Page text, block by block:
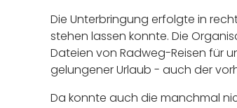
Die Unterbringung erfolgte in
stehen lassen konnte. Die
Dateien von Radweg-Reisen für
gelungener Urlaub - auch der
Da konnte auch die manchmal